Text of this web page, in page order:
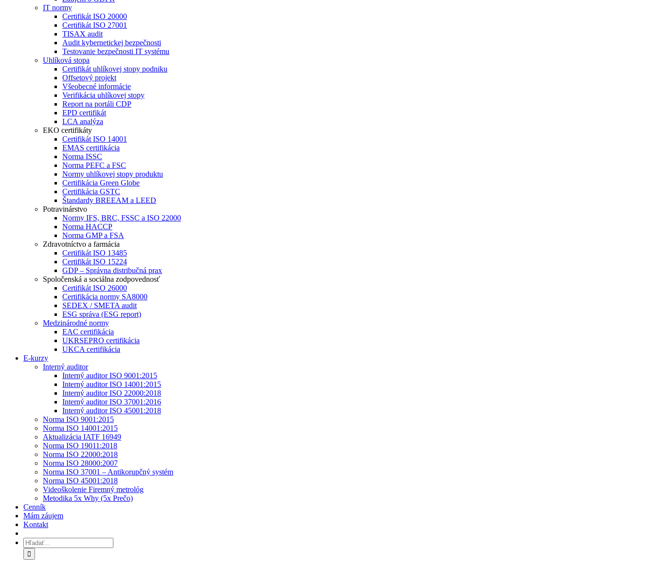
IT normy
Certifikát ISO 20000
Certifikát ISO 27001
TISAX audit
Audit kybernetickej bezpečnosti
Testovanie bezpečnosti IT systému
Uhlíková stopa
Certifikát uhlíkovej stopy podniku
Offsetový projekt
Všeobecné informácie
Verifikácia uhlíkovej stopy
Report na portáli CDP
EPD certifikát
LCA analýza
EKO certifikáty
Certifikát ISO 14001
EMAS certifikácia
Norma ISSC
Norma PEFC a FSC
Normy uhlíkovej stopy produktu
Certifikácia Green Globe
Certifikácia GSTC
Štandardy BREEAM a LEED
Potravinárstvo
Normy IFS, BRC, FSSC a ISO 22000
Norma HACCP
Norma GMP a FSA
Zdravotníctvo a farmácia
Certifikát ISO 13485
Certifikát ISO 15224
GDP – Správna distribučná prax
Spoločenská a sociálna zodpovednosť
Certifikát ISO 26000
Certifikácia normy SA8000
SEDEX / SMETA audit
ESG správa (ESG report)
Medzinárodné normy
EAC certifikácia
UKRSEPRO certifikácia
UKCA certifikácia
E-kurzy
Interný auditor
Interný auditor ISO 9001:2015
Interný auditor ISO 14001:2015
Interný auditor ISO 22000:2018
Interný auditor ISO 37001:2016
Interný auditor ISO 45001:2018
Norma ISO 9001:2015
Norma ISO 14001:2015
Aktualizácia IATF 16949
Norma ISO 19011:2018
Norma ISO 22000:2018
Norma ISO 28000:2007
Norma ISO 37001 – Antikorupčný systém
Norma ISO 45001:2018
Videoškolenie Firemný metrológ
Metodika 5x Why (5x Prečo)
Cenník
Mám záujem
Kontakt
Hľadať: